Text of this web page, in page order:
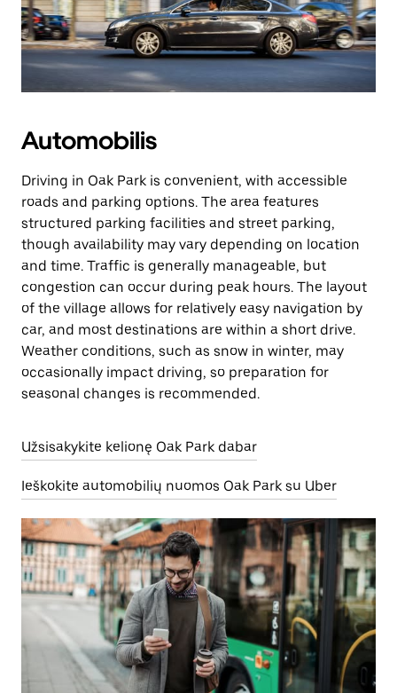
Automobilis
Driving in Oak Park is convenient, with accessible
roads and parking options. The area features
structured parking facilities and street parking,
though availability may vary depending on location
and time. Traffic is generally manageable, but
congestion can occur during peak hours. The layout
of the village allows for relatively easy navigation by
car, and most destinations are within a short drive.
Weather conditions, such as snow in winter, may
occasionally impact driving, so preparation for
seasonal changes is recommended.
Užsisakykite kelionę Oak Park dabar
Ieškokite automobilių nuomos Oak Park su Uber